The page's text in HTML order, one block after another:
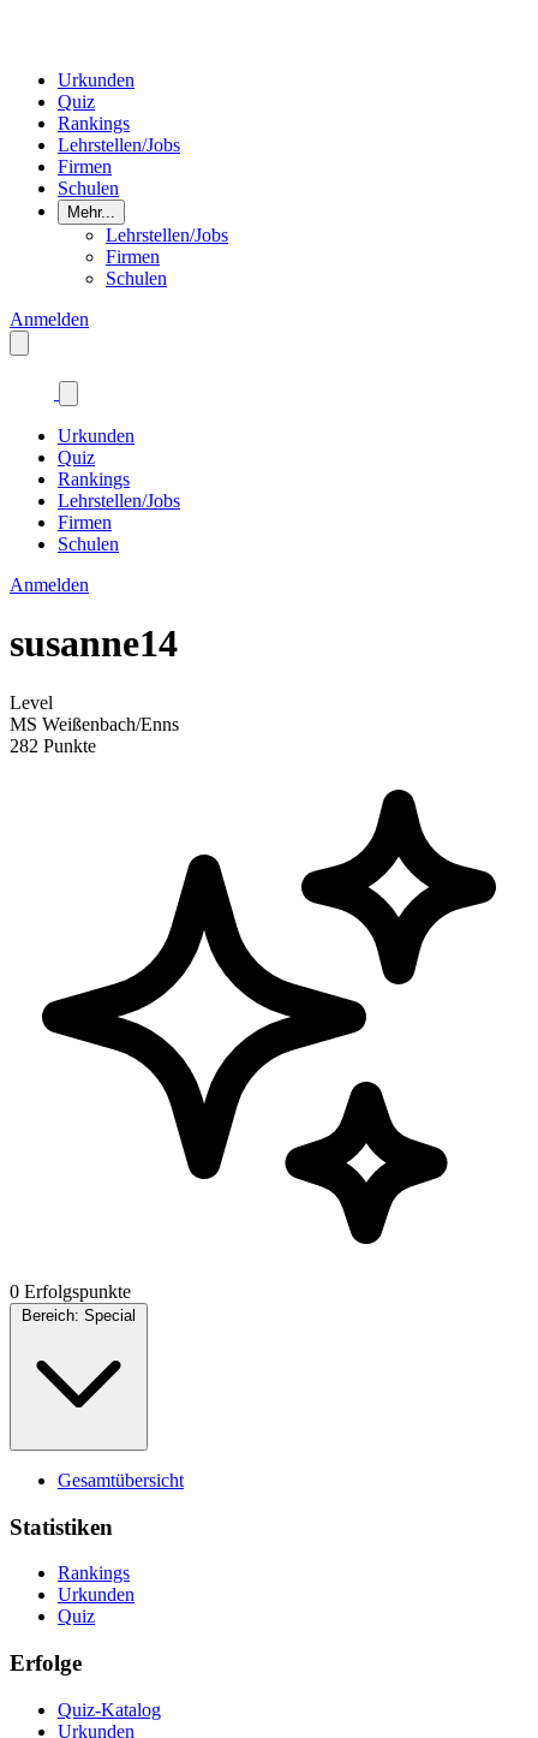
Urkunden
Quiz
Rankings
Lehrstellen/Jobs
Firmen
Schulen
Mehr...
Lehrstellen/Jobs
Firmen
Schulen
Anmelden
Urkunden
Quiz
Rankings
Lehrstellen/Jobs
Firmen
Schulen
Anmelden
susanne14
Level
MS Weißenbach/Enns
282 Punkte
0 Erfolgspunkte
Bereich: Special
Gesamtübersicht
Statistiken
Rankings
Urkunden
Quiz
Erfolge
Quiz-Katalog
Urkunden